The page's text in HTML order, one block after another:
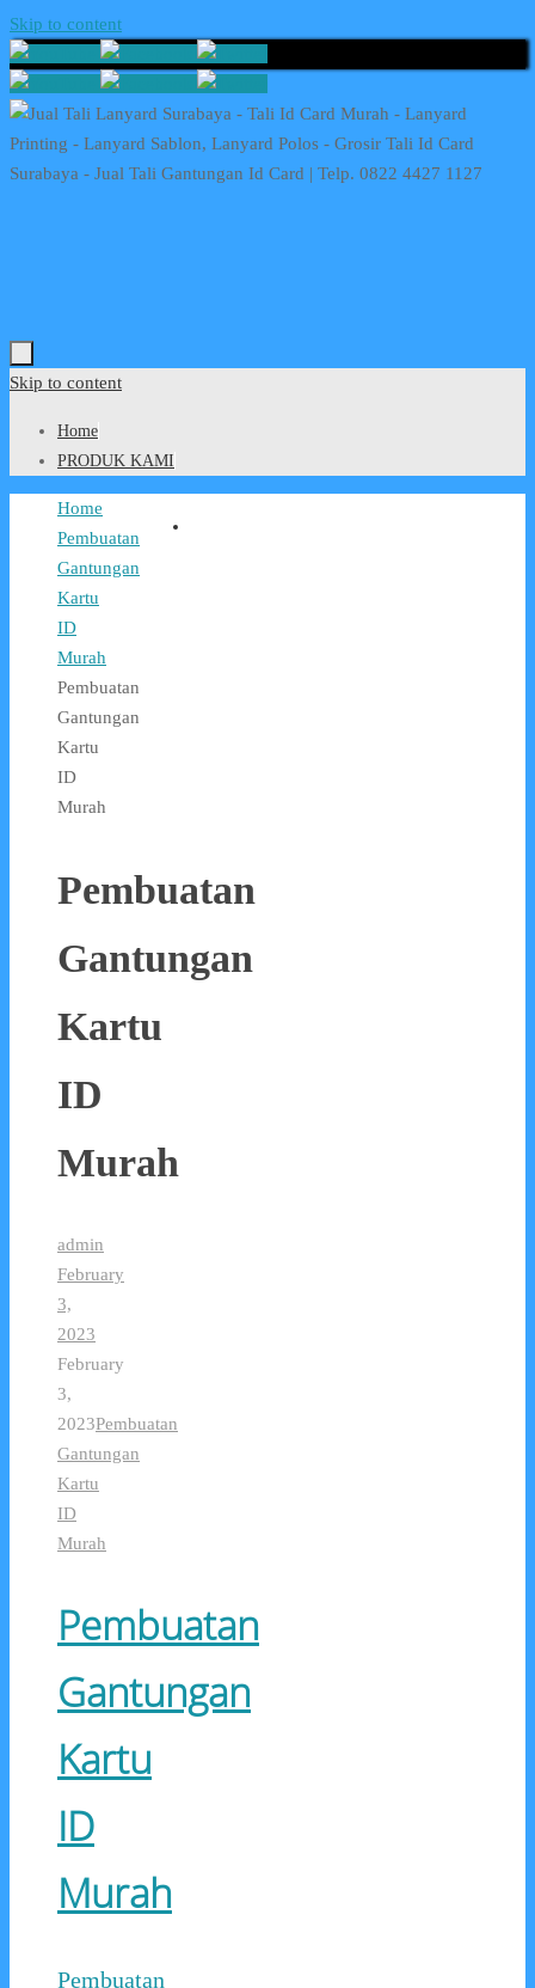
Skip to content
Skip to content
Home
PRODUK KAMI
Home
Pembuatan
Gantungan
Kartu
ID
Murah
Pembuatan
Gantungan
Kartu
ID
Murah
Pembuatan
Gantungan
Kartu
ID
Murah
admin
February
3,
2023
February
3,
2023Pembuatan
Gantungan
Kartu
ID
Murah
Pembuatan
Gantungan
Kartu
ID
Murah
Pembuatan